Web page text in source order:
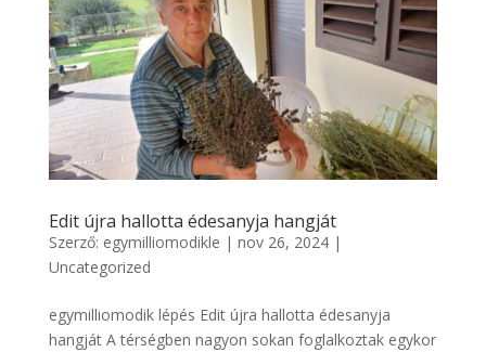
Edit újra hallotta édesanyja hangját
Szerző: egymilliomodikle | nov 26, 2024|
Uncategorized
egymilliomodik lépés Edit újra hallotta édesanyja
hangját A térségben nagyon sokan foglalkoztak egykor